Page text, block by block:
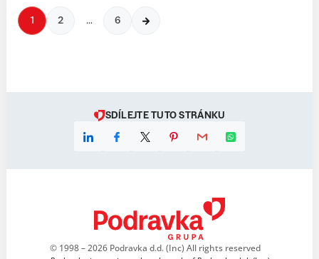
1 2 … 6
SDÍLEJTE TUTO STRÁNKU
© 1998 – 2026 Podravka d.d. (Inc) All rights reserved